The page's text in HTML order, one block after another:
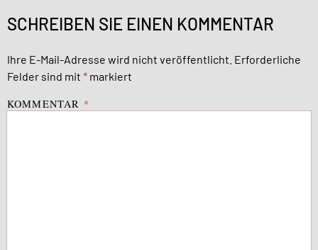
SCHREIBEN SIE EINEN KOMMENTAR
Ihre E-Mail-Adresse wird nicht veröffentlicht. Erforderliche
Felder sind mit * markiert
KOMMENTAR *